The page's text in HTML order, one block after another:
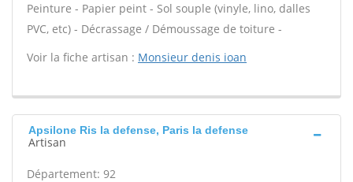
Peinture - Papier peint - Sol souple (vinyle, lino, dalles
PVC, etc) - Décrassage / Démoussage de toiture -
Voir la fiche artisan : Monsieur denis ioan
Apsilone Ris la defense, Paris la defense
Artisan
Département: 92